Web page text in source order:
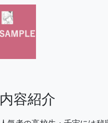
内容紹介